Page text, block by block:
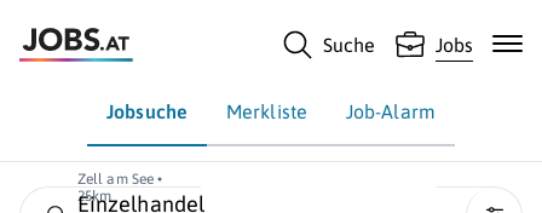
Suche Jobs
Jobsuche Merkliste Job-Alarm
Zell am See •
25km
Einzelhandel